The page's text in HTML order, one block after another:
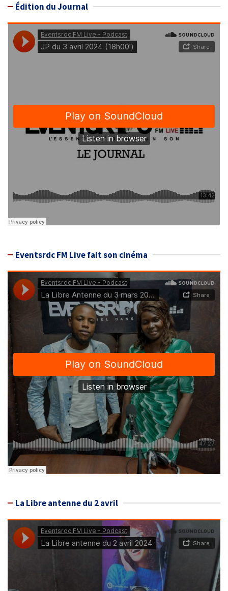
Édition du Journal
Eventsrdc FM Live fait son cinéma
La Libre antenne du 2 avril